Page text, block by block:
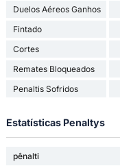
Duelos Aéreos Ganhos
Fintado
Cortes
Remates Bloqueados
Penaltis Sofridos
Estatísticas Penaltys
pênalti